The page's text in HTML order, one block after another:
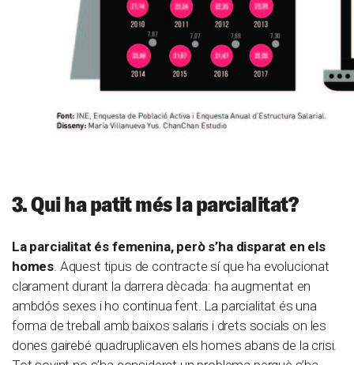
3. Qui ha patit més la parcialitat?
La parcialitat és femenina, però s’ha disparat en els
homes. Aquest tipus de contracte sí que ha evolucionat
clarament durant la darrera dècada: ha augmentat en
ambdós sexes i ho continua fent. La parcialitat és una
forma de treball amb baixos salaris i drets socials on les
dones gairebé quadruplicaven els homes abans de la crisi.